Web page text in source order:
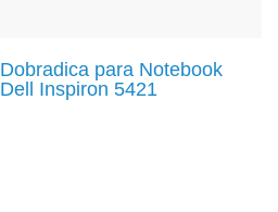
Dobradica para Notebook
Dell Inspiron 5421